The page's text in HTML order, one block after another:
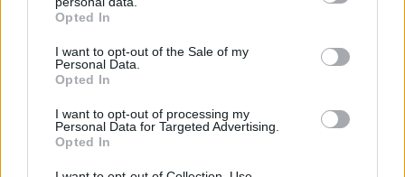
grant or deny consent to Google and its third-party tags to
use your data for below specified purposes in below Google
consent section.
Opted In
I want to opt-out of the Sale of my
Personal Data.
Opted In
I want to opt-out of processing my
Personal Data for Targeted Advertising.
Opted In
ωριμότητα και την ανοιχτότητα απέναντι στον άλλον.
πολύ πιο εύκολη από όσο νομίζεις. Εγγράψου και
πείσου μόνος σου πόσες δυνατότητες προσφέρει η
ΑΠΑΝΤΗΣΗ